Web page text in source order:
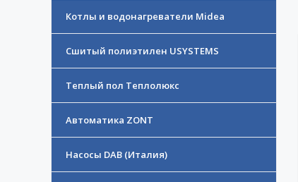
Котлы и водонагреватели Midea
Сшитый полиэтилен USYSTEMS
Теплый пол Теплолюкс
Автоматика ZONT
Насосы DAB (Италия)